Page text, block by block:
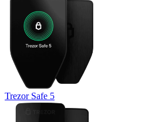
Trezor Safe 5